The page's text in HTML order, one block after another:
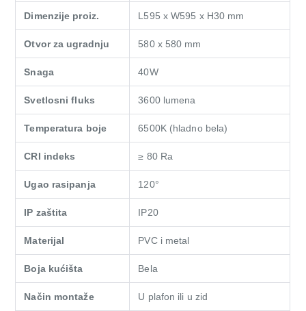
Dimenzije proiz. L595 x W595 x H30 mm
Otvor za ugradnju 580 x 580 mm
Snaga 40W
Svetlosni fluks 3600 lumena
Temperatura boje 6500K (hladno bela)
CRI indeks ≥ 80 Ra
Ugao rasipanja 120°
IP zaštita IP20
Materijal PVC i metal
Boja kućišta Bela
Način montaže U plafon ili u zid